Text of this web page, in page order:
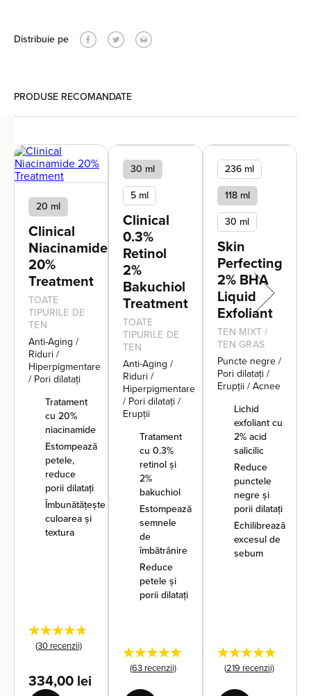
Distribuie pe
PRODUSE RECOMANDATE
20 ml
Clinical
Niacinamide
20%
Treatment
TOATE
TIPURILE DE
TEN
Anti-Aging /
Riduri /
Hiperpigmentare
/ Pori dilatați
Tratament
cu 20%
niacinamide
Estompează
petele,
reduce
porii dilatați
Îmbunătățește
culoarea și
textura
★★★★★
(30 recenzii)
334,00 lei
30 ml
5 ml
Clinical
0.3%
Retinol
2%
Bakuchiol
Treatment
TOATE
TIPURILE DE
TEN
Anti-Aging /
Riduri /
Hiperpigmentare
/ Pori dilatați /
Erupții
Tratament
cu 0.3%
retinol și
2%
bakuchiol
Estompează
semnele
de
îmbătrânire
Reduce
petele și
porii dilatați
★★★★★
(63recenzii)
236 ml
118 ml
30 ml
Skin
Perfecting
2% BHA
Liquid
Exfoliant
TEN MIXT /
TEN GRAS
Puncte negre /
Pori dilatați /
Erupții / Acnee
Lichid
exfoliant cu
2% acid
salicilic
Reduce
punctele
negre și
porii dilatați
Echilibrează
excesul de
sebum
★★★★★
(219 recenzii)